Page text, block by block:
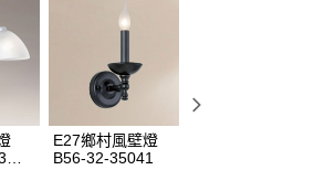
E27鄉村風壁燈
B56-32-35041